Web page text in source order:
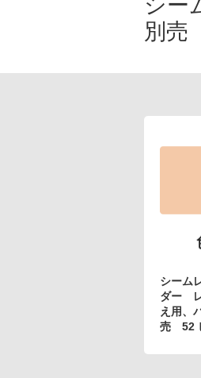
スペシャルサ
ドレススノー
チェックで選
アロマリチュ
＆エイジング
ポイントメイク
コラーゲン
ビューティスト
アテニア ギ
人気ランキング
シー
別売
シーム
ダー
え用、
売 52